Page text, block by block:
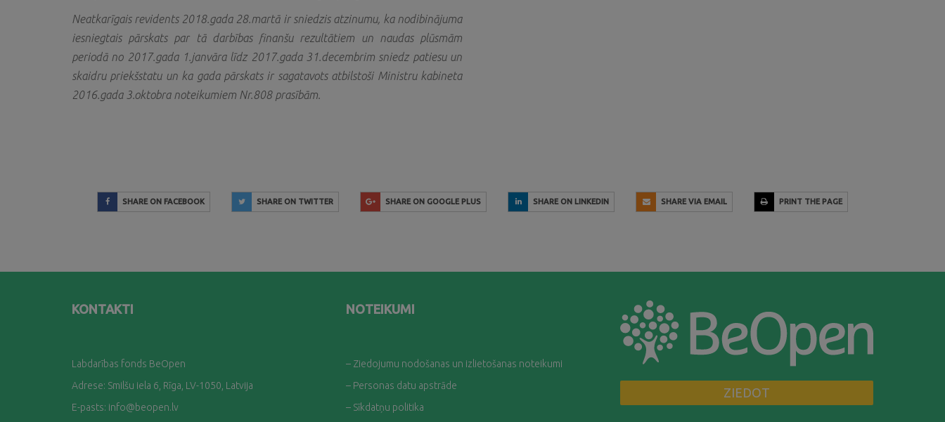
Neatkarīgais revidents 2018.gada 28.martā ir sniedzis atzinumu, ka nodibinājuma
iesniegtais pārskats par tā darbības finanšu rezultātiem un naudas plūsmām
periodā no 2017.gada 1.janvāra līdz 2017.gada 31.decembrim sniedz patiesu un
skaidru priekšstatu un ka gada pārskats ir sagatavots atbilstoši Ministru kabineta
2016.gada 3.oktobra noteikumiem Nr.808 prasībām.
SHARE ON FACEBOOK SHARE ON TWITTER SHARE ON GOOGLE PLUS SHARE ON LINKEDIN SHARE VIA EMAIL PRINT THE PAGE
KONTAKTI
Labdarības fonds BeOpen
Adrese: Smilšu iela 6, Rīga, LV-1050, Latvija
E-pasts: info@beopen.lv
NOTEIKUMI
– Ziedojumu nodošanas un izlietošanas noteikumi
– Personas datu apstrāde
– Sīkdatņu politika
ZIEDOT